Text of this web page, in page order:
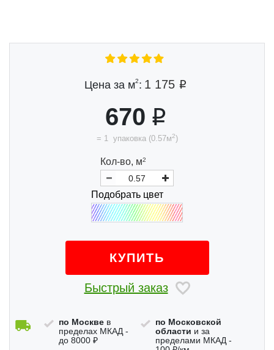
Цена за м2: 1 175
670
= 1 упаковка(0.57м2)
Кол-во, м2
Подобрать цвет
КУПИТЬ
Быстрый заказ
по Москве в
пределах МКАД -
до 8000 ₽
по Московской
области и за
пределами МКАД -